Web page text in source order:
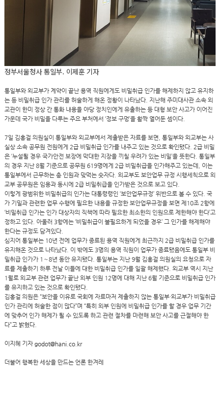
정부서울청사 통일부. 이제훈 기자
통일부와 외교부가 계약이 끝난 용역 직원에게도 비밀취급 인가를 해제하지 않고 유지하
는 등 비밀취급 인가 관리를 허술하게 해온 정황이 나타났다. 지난해 주미대사관 소속 외
교관이 한미 정상 간 통화 내용을 야당 정치인에게 유출하는 등 대형 보안 사고가 이어진
가운데 국가 비밀을 다루는 주요 부처에서 ‘정보 구멍’을 활짝 열어둔 셈이다.
7일 김홍걸 의원실이 통일부와 외교부에서 제출받은 자료를 보면, 통일부와 외교부는 사
실상 소속 공무원 전원에게 2급 비밀취급 인가를 내주고 있는 것으로 확인됐다. 2급 비밀
은 ‘누설될 경우 국가안전 보장에 막대한 지장을 끼칠 우려가 있는 비밀’을 뜻한다. 통일부
의 경우 지난 8월 기준으로 공무원 619명에게 2급 비밀취급을 인가해주고 있는데, 이는
통일부에서 근무하는 총 인원과 맞먹는 숫자다. 외교부도 보안업무 규정 시행세칙으로 외
교부 공무원은 임용과 동시에 2급 비밀취급을 인가받은 것으로 보고 있다.
이렇게 광범위한 비밀취급의 인가는 대통령령인 ‘보안업무규정’ 위반으로 볼 수 있다. 국
가 기밀과 관련한 업무 수행에 필요한 내용을 규정한 보안업무규정을 보면 제10조 2항에
‘비밀취급 인가는 인가 대상자의 직책에 따라 필요한 최소한의 인원으로 제한해야 한다’고
정하고 있다. 아울러 3항에는 ‘비밀취급이 불필요하게 되었을 경우’ 그 인가를 해제해야
한다는 규정도 담겨있다.
심지어 통일부는 10년 전에 업무가 종료된 용역 직원에게 최근까지 2급 비밀취급 인가를
유지해온 것으로 나타났다. 이 밖에도 3명의 용역 직원이 업무가 종료됐음에도 통일부 비
밀취급 인가가 1∼8년 동안 유지됐다. 통일부는 지난 9월 김홍걸 의원실의 요청으로 자
료를 제출하기 하루 전날 이들에 대한 비밀취급 인가를 일괄 해제했다. 외교부 역시 지난
1월로 외교부 관련 업무가 끝난 외부 인원 12명에 대해 지난 6월 기준으로 비밀취급 인가
를 유지하고 있는 것으로 확인됐다.
김홍걸 의원은 “보안을 이유로 국회에 자료마저 제출하지 않는 통일부·외교부가 비밀취급
인가 관리에 허술한 점이 많다”며 “특히 외부 인원에 비밀취급 인가를 할 경우 업무 기간
에 맞추어 인가 해제가 될 수 있도록 하고 관련 절차를 마련해 보안 사고를 근절해야 한
다”고 밝혔다.
이지혜 기자 godot@hani.co.kr
더불어 행복한 세상을 만드는 언론 한겨레